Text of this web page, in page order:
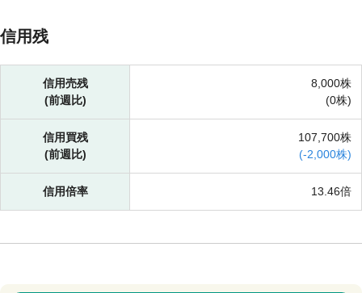
信用残
信用売残
(前週比)
8,000株
(0株)
信用買残
(前週比)
107,700株
(-2,000株)
信用倍率 13.46倍